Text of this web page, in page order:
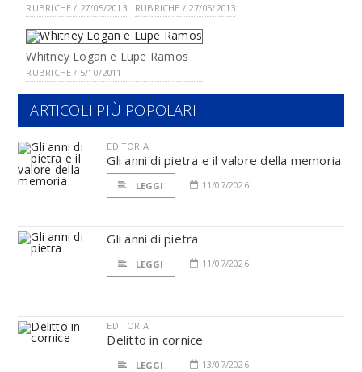
RUBRICHE / 27/05/2013 RUBRICHE / 27/05/2013
Whitney Logan e Lupe Ramos
RUBRICHE / 5/10/2011
ARTICOLI PIÙ POPOLARI
EDITORIA
Gli anni di pietra e il valore della memoria
LEGGI 11/07/2026
Gli anni di pietra
LEGGI 11/07/2026
EDITORIA
Delitto in cornice
LEGGI 13/07/2026